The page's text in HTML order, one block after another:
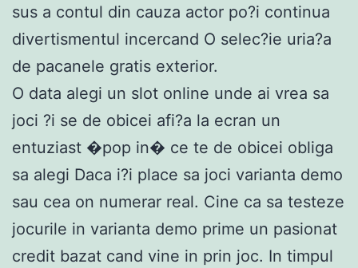
sus a contul din cauza actor po?i continua
divertismentul incercand O selec?ie uria?a
de pacanele gratis exterior.
O data alegi un slot online unde ai vrea sa
joci ?i se de obicei afi?a la ecran un
entuziast �pop in� ce te de obicei obliga
sa alegi Daca i?i place sa joci varianta demo
sau cea on numerar real. Cine ca sa testeze
jocurile in varianta demo prime un pasionat
credit bazat cand vine in prin joc. In timpul